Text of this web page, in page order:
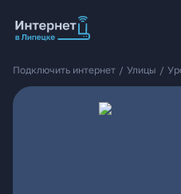
Подключить интернет / Улицы /